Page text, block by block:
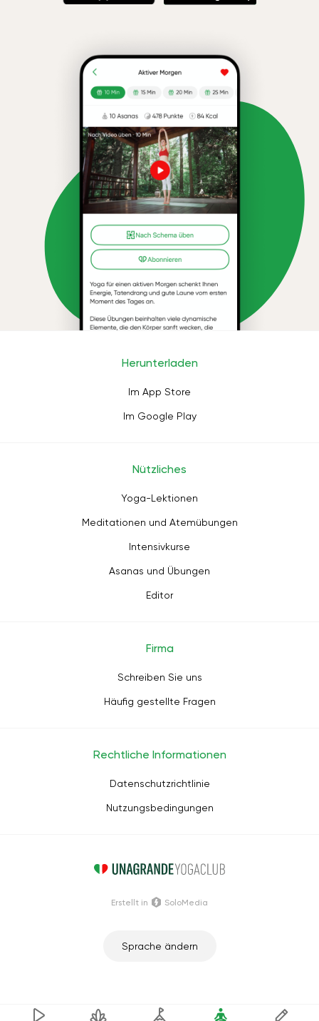
Herunterladen
Im App Store
Im Google Play
Nützliches
Yoga-Lektionen
Meditationen und Atemübungen
Intensivkurse
Asanas und Übungen
Editor
Firma
Schreiben Sie uns
Häufig gestellte Fragen
Rechtliche Informationen
Datenschutzrichtlinie
Nutzungsbedingungen
Sprache ändern
Erstellt in SoloMedia